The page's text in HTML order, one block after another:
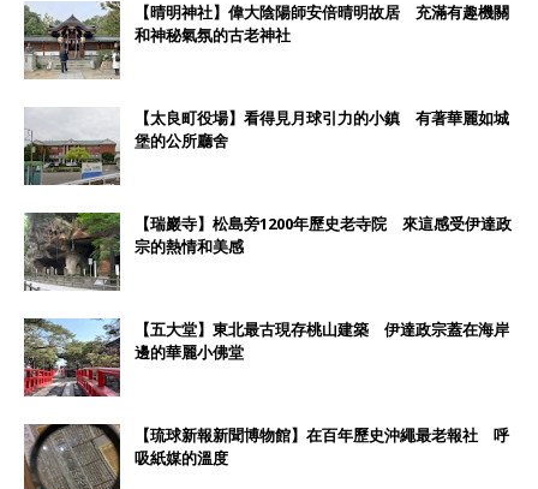
【晴明神社】偉大陰陽師安倍晴明故居 充滿有趣機關
和神秘氣氛的古老神社
【太良町役場】看得見月球引力的小鎮 有著華麗如城
堡的公所廳舍
【瑞巖寺】松島旁1200年歷史老寺院 來這感受伊達政
宗的熱情和美感
【五大堂】東北最古現存桃山建築 伊達政宗蓋在海岸
邊的華麗小佛堂
【琉球新報新聞博物館】在百年歷史沖繩最老報社 呼
吸紙媒的溫度